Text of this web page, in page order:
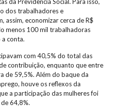
dos trabalhadores e
assim, economizar cerca de R$
menos 100 mil trabalhadoras
conta.
com 40,5% do total das
contribuição, enquanto que entre
de 59,5%. Além do baque da
houve os reflexos da
a participação das mulheres foi
64,8%.